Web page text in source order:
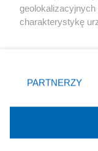
charakterystykę
zmienić/wycofać
znajdujący się w
rodzaje
użytkownika, ale
przetwarzaniu.
PARTNERZY